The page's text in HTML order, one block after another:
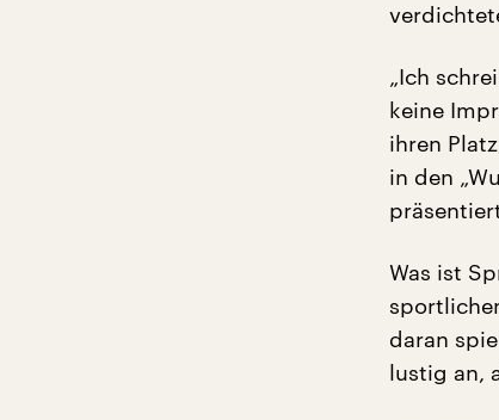
„Ich
keine
ihren
in den
Was ist
daran
lustig an,